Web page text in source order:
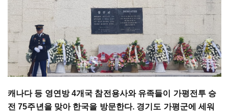
캐나다 등 영연방 4개국 참전용사와 유족들이 가평전투 승
전 75주년을 맞아 한국을 방문한다. 경기도 가평군에 세워